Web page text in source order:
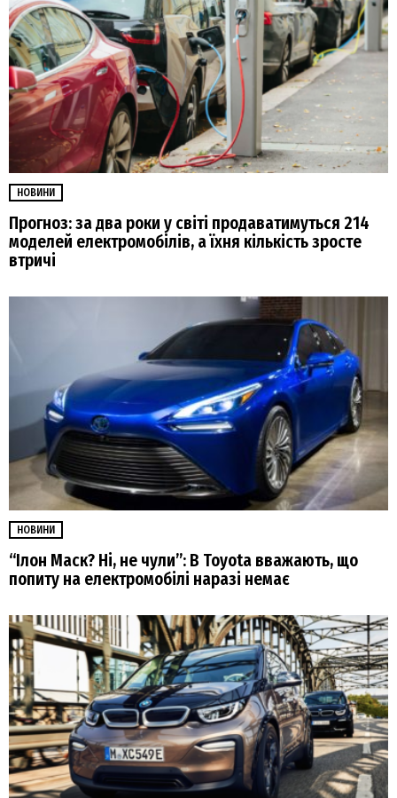
НОВИНИ
Прогноз: за два роки у світі продаватимуться 214
моделей електромобілів, а їхня кількість зросте
втричі
НОВИНИ
“Ілон Маск? Ні, не чули”: В Toyota вважають, що
попиту на електромобілі наразі немає